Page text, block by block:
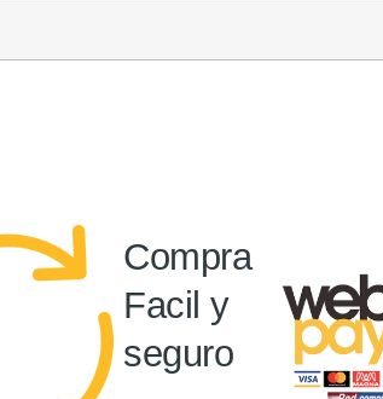
Compra
Facil y
seguro